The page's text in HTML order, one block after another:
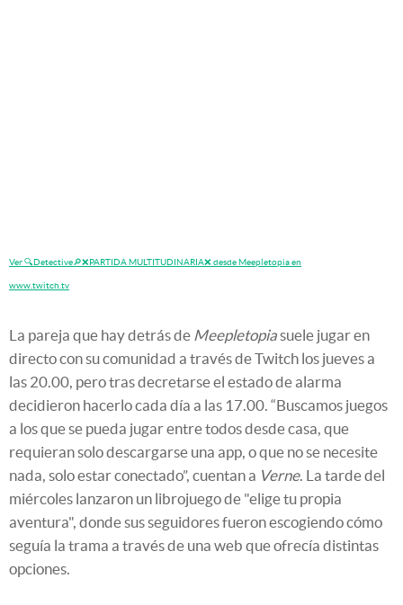
Ver 🔍Detective🔎❌PARTIDA MULTITUDINARIA❌ desde Meepletopia en
www.twitch.tv
La pareja que hay detrás de Meepletopiasuele jugar en
directo con su comunidad a través de Twitch los jueves a
las 20.00, pero tras decretarse el estado de alarma
decidieron hacerlo cada día a las 17.00. “Buscamos juegos
a los que se pueda jugar entre todos desde casa, que
requieran solo descargarse una app, o que no se necesite
nada, solo estar conectado”, cuentan a Verne. La tarde del
miércoles lanzaron un librojuego de "elige tu propia
aventura", donde sus seguidores fueron escogiendo cómo
seguía la trama a través de una web que ofrecía distintas
opciones.